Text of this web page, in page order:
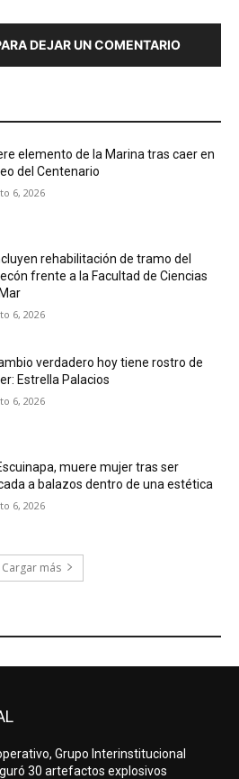
DEJAR UN COMENTARIO
elemento de la Marina tras caer en
del Centenario
6, 2026
rehabilitación de tramo del
frente a la Facultad de Ciencias
6, 2026
verdadero hoy tiene rostro de
Estrella Palacios
6, 2026
muere mujer tras ser
a balazos dentro de una estética
6, 2026
Cargar más
Grupo Interinstitucional
30 artefactos explosivos